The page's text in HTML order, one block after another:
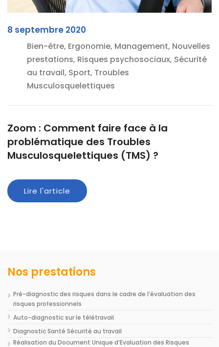
8 septembre 2020
Bien-être, Ergonomie, Management, Nouvelles
prestations, Risques psychosociaux, Sécurité
au travail, Sport, Troubles
Musculosquelettiques
Zoom : Comment faire face à la
problématique des Troubles
Musculosquelettiques (TMS) ?
Lire l'article
Nos prestations
Pré-diagnostic des risques dans le cadre de l’évaluation des
risques professionnels
Auto-diagnostic sur le télétravail
Diagnostic Santé Sécurité au travail
Réalisation du Document Unique d’Evaluation des Risques